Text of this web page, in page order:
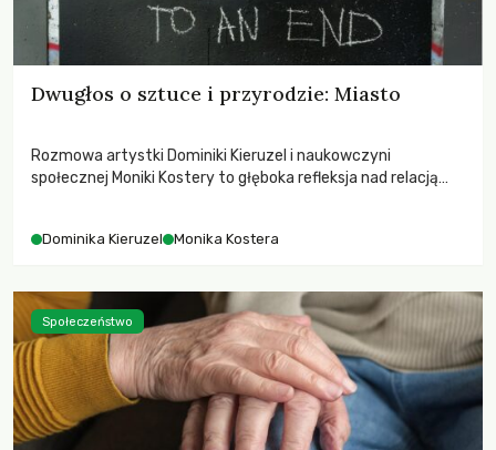
Dwugłos o sztuce i przyrodzie: Miasto
Rozmowa artystki Dominiki Kieruzel i naukowczyni
społecznej Moniki Kostery to głęboka refleksja nad relacją
Dominika Kieruzel Monika Kostera
Społeczeństwo